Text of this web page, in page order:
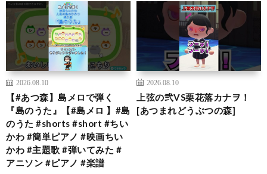
2026.08.10
【#あつ森】島メロで弾く
『島のうた』【#島メロ 】#島
のうた #shorts #short #ちい
かわ #簡単ピアノ #映画ちい
かわ #主題歌 #弾いてみた #
アニソン #ピアノ #楽譜
2026.08.10
上弦の弐VS栗花落カナヲ！
[あつまれどうぶつの森]